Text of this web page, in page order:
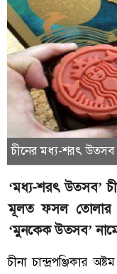
চীনের মধ্য-শরৎ উত্সব
‘মধ্য-শরৎ উত্সব’
মূলত ফসল তোলার
‘মুনকেক উত্সব’
চীনা চান্দ্রপঞ্জিকার